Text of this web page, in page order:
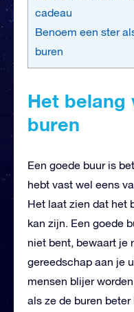
cadeau
Benoem een ster
buren
Het belang
buren
Een goede buur is
hebt vast wel eens
Het laat zien dat het
kan zijn. Een goede
niet bent, bewaart je
gereedschap aan je
mensen blijer
als ze de buren